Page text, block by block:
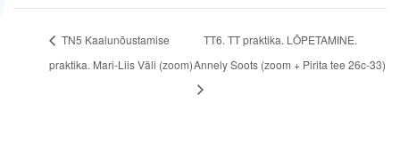
TN5 Kaalunõustamise
praktika. Mari-Liis Väli (zoom)
TT6. TT praktika. LÕPETAMINE.
Annely Soots (zoom + Pirita tee 26c-33)